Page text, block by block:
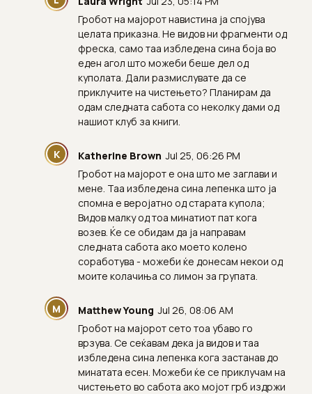
Гробот на мајорот навистина ја спојува
целата приказна. Не видов ни фрагменти од
фреска, само таа избледена сина боја во
еден агол што можеби беше дел од
куполата. Дали размислувате да се
приклучите на чистењето? Планирам да
одам следната сабота со неколку дами од
нашиот клуб за книги.
K Katherine Brown Jul 25, 06:26 PM
Гробот на мајорот е она што ме заглави и
мене. Таа избледена сина лепенка што ја
спомна е веројатно од старата купола;
Видов малку од тоа минатиот пат кога
возев. Ќе се обидам да ја направам
следната сабота ако моето колено
соработува - можеби ќе донесам некои од
моите колачиња со лимон за групата.
M Matthew Young Jul 26, 08:06 AM
Гробот на мајорот сето тоа убаво го
врзува. Се сеќавам дека ја видов и таа
избледена сина лепенка кога застанав до
минатата есен. Можеби ќе се приклучам на
чистењето во сабота ако мојот грб издржи